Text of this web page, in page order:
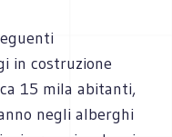
in costruzione
15 mila abitanti,
negli alberghi